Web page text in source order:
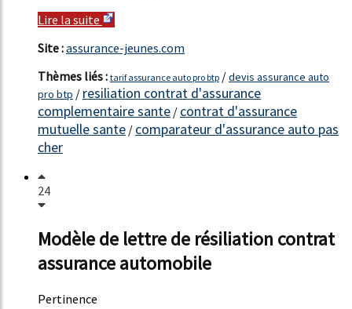
Lire la suite
Site :assurance-jeunes.com
Thèmes liés : tarif assurance auto pro btp /devis assurance auto
pro btp / resiliation contrat d'assurance
complementaire sante / contrat d'assurance
mutuelle sante / comparateur d'assurance auto pas
cher
24
Modèle de lettre de résiliation contrat
assurance automobile
Pertinence